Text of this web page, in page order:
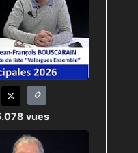
vues